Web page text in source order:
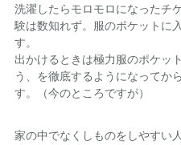
洗濯したらモロモロになったチ
験は数知れず。服のポケットに
す。
出かけるときは極力服のポケッ
う、を徹底するようになってか
す。（今のところですが）
家の中でなくしものをしやすい